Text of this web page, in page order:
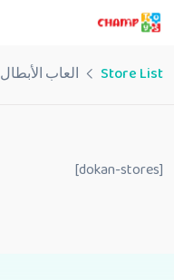
Store List العاب الأبطال
[dokan-stores]